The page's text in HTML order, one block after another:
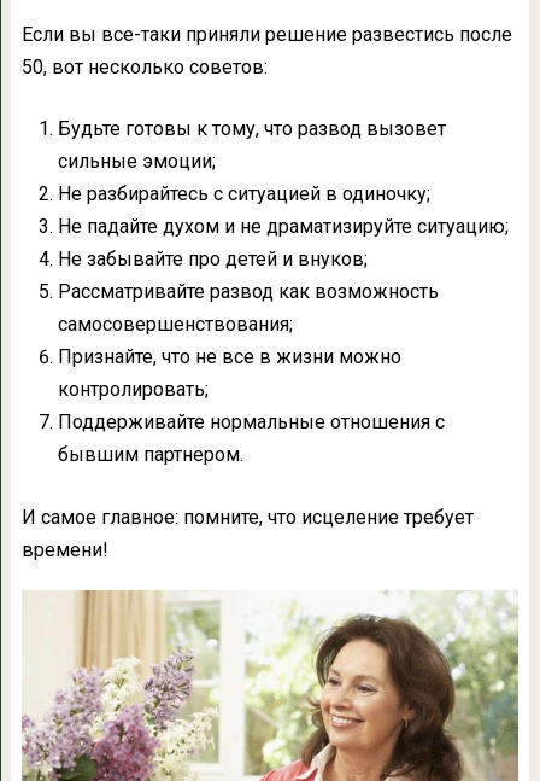
Если вы все-таки приняли решение развестись после
50, вот несколько советов:
Будьте готовы к тому, что развод вызовет
сильные эмоции;
Не разбирайтесь с ситуацией в одиночку;
Не падайте духом и не драматизируйте ситуацию;
Не забывайте про детей и внуков;
Рассматривайте развод как возможность
самосовершенствования;
Признайте, что не все в жизни можно
контролировать;
Поддерживайте нормальные отношения с
бывшим партнером.
И самое главное: помните, что исцеление требует
времени!